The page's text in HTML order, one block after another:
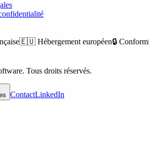
🇪🇺 Hébergement européen🔒
Tous droits réservés.
ContactLinkedIn